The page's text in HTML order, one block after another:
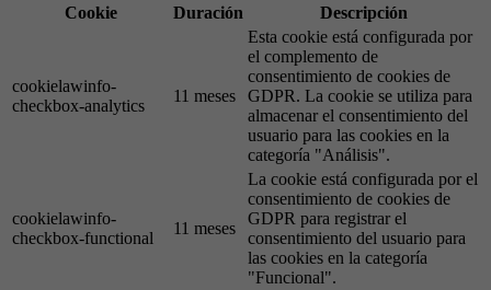
Cookie
Duración Descripción
cookielawinfo-
checkbox-analytics
11 meses
Esta cookie está configurada por
el complemento de
consentimiento de cookies de
GDPR. La cookie se utiliza para
almacenar el consentimiento del
usuario para las cookies en la
categoría "Análisis".
cookielawinfo-
checkbox-functional
11 meses
La cookie está configurada por el
consentimiento de cookies de
GDPR para registrar el
consentimiento del usuario para
las cookies en la categoría
"Funcional".